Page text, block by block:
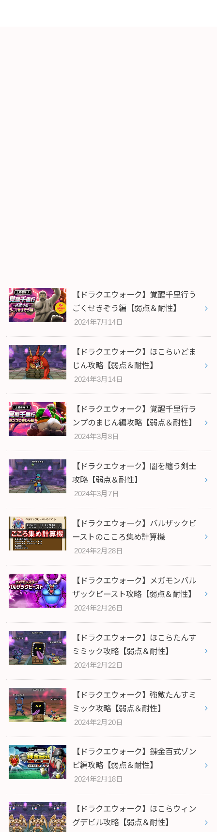
【ドラクエウォーク】覚醒千里行う
ごくせきぞう編【弱点＆耐性】
2024年7月14日
【ドラクエウォーク】ほこらいどま
じん攻略【弱点＆耐性】
2024年3月14日
【ドラクエウォーク】覚醒千里行ラ
ンプのまじん編攻略【弱点＆耐性】
2024年3月8日
【ドラクエウォーク】闇を纏う剣士
攻略【弱点＆耐性】
2024年3月7日
【ドラクエウォーク】バルザックビ
ーストのこころ集め計算機
2024年2月28日
【ドラクエウォーク】メガモンバル
ザックビースト攻略【弱点＆耐性】
2024年2月26日
【ドラクエウォーク】ほこらたんす
ミミック攻略【弱点＆耐性】
2024年2月22日
【ドラクエウォーク】強敵たんすミ
ミック攻略【弱点＆耐性】
2024年2月20日
【ドラクエウォーク】錬金百式ゾン
ビ編攻略【弱点＆耐性】
2024年2月18日
【ドラクエウォーク】ほこらウィン
グデビル攻略【弱点＆耐性】